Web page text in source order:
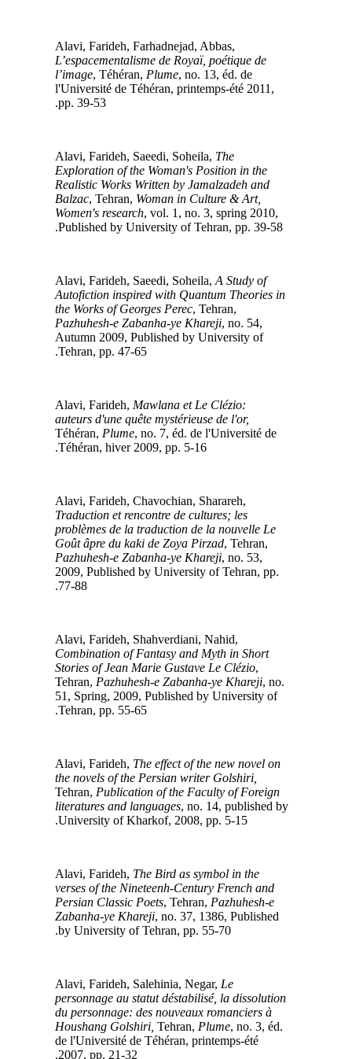
L’espacementalisme de Royaï, poétique de
l’image, Téhéran,Plume, no. 13, éd. de
l'Université de Téhéran, printemps-été 2011,
pp. 39-53.
The
Exploration of the Woman's Position in the
Realistic Works Written by Jamalzadeh and
Balzac, Tehran,Woman in Culture & Art,
Women's research, vol. 1, no. 3, spring 2010,
Published by University of Tehran, pp. 39-58.
A Study of
Autofiction inspired with Quantum Theories in
the Works of Georges Perec, Tehran,
Pazhuhesh-e Zabanha-ye Khareji, no. 54,
Autumn 2009, Published by University of
Tehran, pp. 47-65.
Mawlana et Le Clézio:
auteurs d'une quête mystérieuse de l'or,
Téhéran,Plume, no. 7, éd. de l'Université de
Téhéran, hiver 2009, pp. 5-16.
Traduction et rencontre de cultures; les
problèmes de la traduction de la nouvelle Le
Goût âpre du kaki de Zoya Pirzad, Tehran,
Pazhuhesh-e Zabanha-ye Khareji, no. 53,
2009, Published by University of Tehran, pp.
77-88.
Combination of Fantasy and Myth in Short
Stories of Jean Marie Gustave Le Clézio
Tehran,Pazhuhesh-e Zabanha-ye Khareji, no.
51, Spring, 2009, Published by University of
Tehran, pp. 55-65.
The effect of the new novel on
the novels of the Persian writer Golshiri,
Tehran,Publication of the Faculty of Foreign
literatures and languages, no. 14, published by
University of Kharkof, 2008, pp. 5-15.
The Bird as symbol in the
verses of the Nineteenh-Century French and
Persian Classic Poets, Tehran,Pazhuhesh-e
Zabanha-ye Khareji, no. 37, 1386, Published
by University of Tehran, pp. 55-70.
Le
personnage au statut déstabilisé, la dissolution
du personnage: des nouveaux romanciers à
Houshang Golshiri,Tehran,Plume, no. 3, éd.
de l'Université de Téhéran, printemps-été
2007, pp. 21-32.